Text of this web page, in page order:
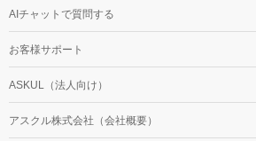
AIチャットで質問する
お客様サポート
ASKUL（法人向け）
アスクル株式会社（会社概要）